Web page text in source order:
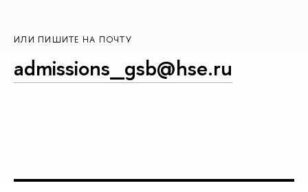
ИЛИ ПИШИТЕ НА ПОЧТУ
admissions_gsb@hse.ru